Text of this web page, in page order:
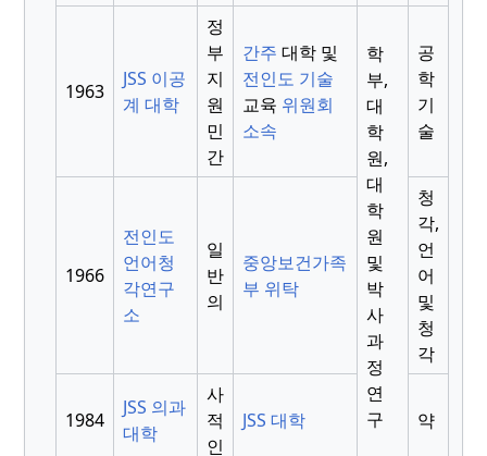
1963
JSS 이공
계 대학
정
부
지
원
민
간
간주 대학 및
전인도 기술
교육 위원회
소속
학
부,
대
학
원,
대
학
원
및
박
사
과
정
연
구
공
학
기
술
1966
전인도
언어청
각연구
소
일
반
의
중앙보건가족
부 위탁
청
각,
언
어
및
청
각
1984
JSS 의과
대학
사
적
인
JSS 대학 약